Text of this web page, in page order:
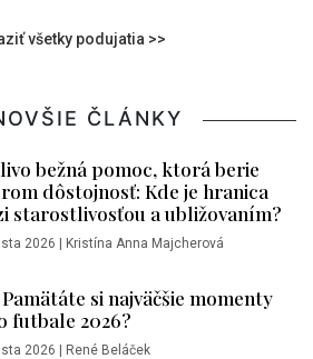
všetky podujatia >>
ČLÁNKY
bežná pomoc, ktorá berie
dôstojnosť: Kde je hranica
starostlivosťou a ubližovaním?
2026 Kristína Anna Majcherová
si najväčšie momenty
futbale 2026?
2026 René Beláček